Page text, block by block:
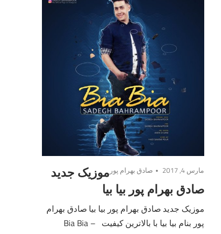
مارس 4, 2017 صادق بهرام پورموزیک جدید
صادق بهرام پور بیا بیا
موزیک جدید صادق بهرام پور بیا بیا صادق بهرام
پور بنام بیا بیا با بالاترین کیفیت – Bia Bia